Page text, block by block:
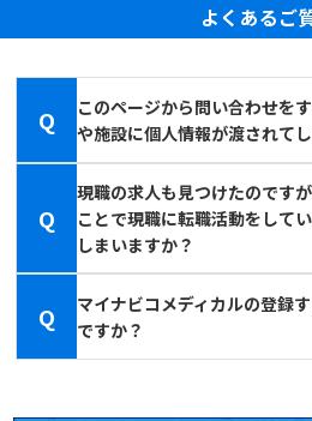
よくあるご
Q
このページから問い合わせを
や施設に個人情報が渡されて
Q
現職の求人も見つけたのです
ことで現職に転職活動をして
しまいますか？
Q
マイナビコメディカルの登録
ですか？